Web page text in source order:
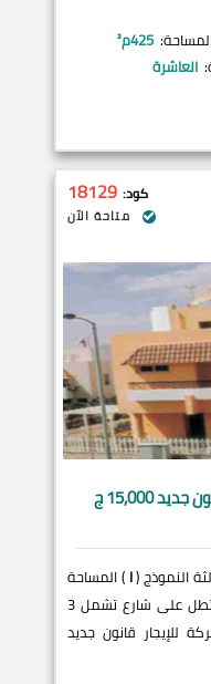
425م²
العاشرة
كود: 18129
متاحة الآن
15,000 ج
النموذج (I ) المساحة
تطل على شارع تشمل 3
الشركة للإيجار قانون جديد